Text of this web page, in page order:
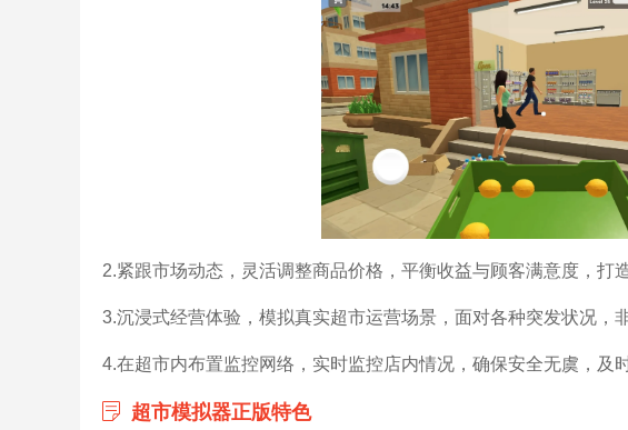
2.紧跟市场动态，灵活调整商品价格，平衡收益与顾客满意度，打
3.沉浸式经营体验，模拟真实超市运营场景，面对各种突发状况，
4.在超市内布置监控网络，实时监控店内情况，确保安全无虞，及
超市模拟器正版特色